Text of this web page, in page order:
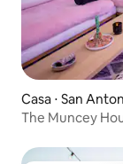
Casa ⋅ San
The Muncey